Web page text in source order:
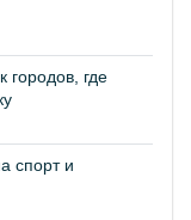
городов, где
спорт и